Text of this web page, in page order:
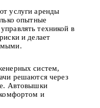
услуги аренды
опытные
техникой в
и делает
систем,
решаются через
Автовышки
и